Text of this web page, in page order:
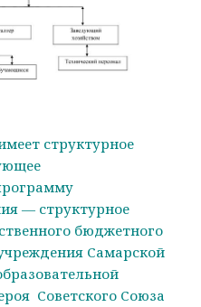
структурное
— структурное
бюджетного
Самарской
Советского Союза